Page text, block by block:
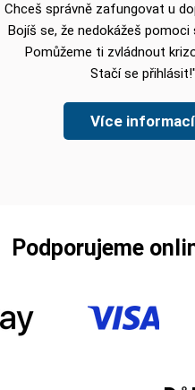
Chceš správně zafungovat u
Bojíš se, že nedokážeš pomoci
Pomůžeme ti zvládnout
Stačí se přihlásit!"
Více informací
Podporujeme